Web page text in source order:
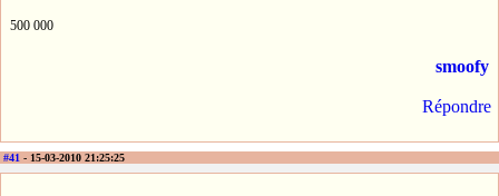
500 000
smoofy
Répondre
#41 - 15-03-2010 21:25:25